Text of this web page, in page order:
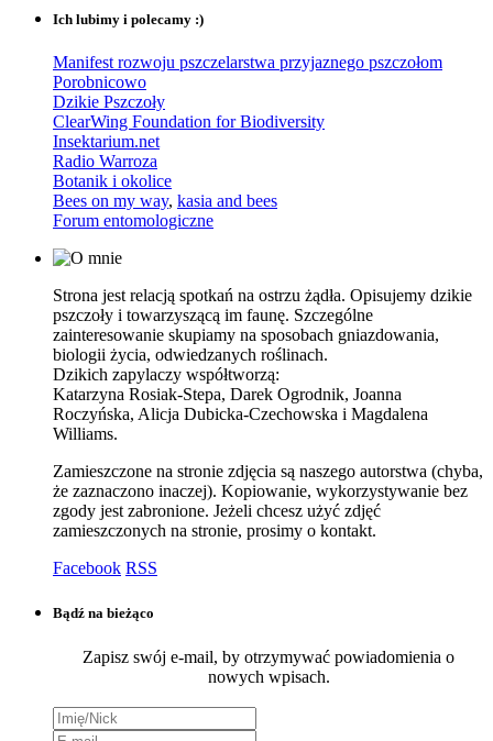
Ich lubimy i polecamy :)
Manifest rozwoju pszczelarstwa przyjaznego pszczołom
Porobnicowo
Dzikie Pszczoły
ClearWing Foundation for Biodiversity
Insektarium.net
Radio Warroza
Botanik i okolice
Bees on my way, kasia and bees
Forum entomologiczne
Strona jest relacją spotkań na ostrzu żądła. Opisujemy dzikie
pszczoły i towarzyszącą im faunę. Szczególne
zainteresowanie skupiamy na sposobach gniazdowania,
biologii życia, odwiedzanych roślinach.
Dzikich zapylaczy współtworzą:
Katarzyna Rosiak-Stepa, Darek Ogrodnik, Joanna
Roczyńska, Alicja Dubicka-Czechowska i Magdalena
Williams.
Zamieszczone na stronie zdjęcia są naszego autorstwa (chyba,
że zaznaczono inaczej). Kopiowanie, wykorzystywanie bez
zgody jest zabronione. Jeżeli chcesz użyć zdjęć
zamieszczonych na stronie, prosimy o kontakt.
Facebook RSS
Bądź na bieżąco
Zapisz swój e-mail, by otrzymywać powiadomienia o
nowych wpisach.